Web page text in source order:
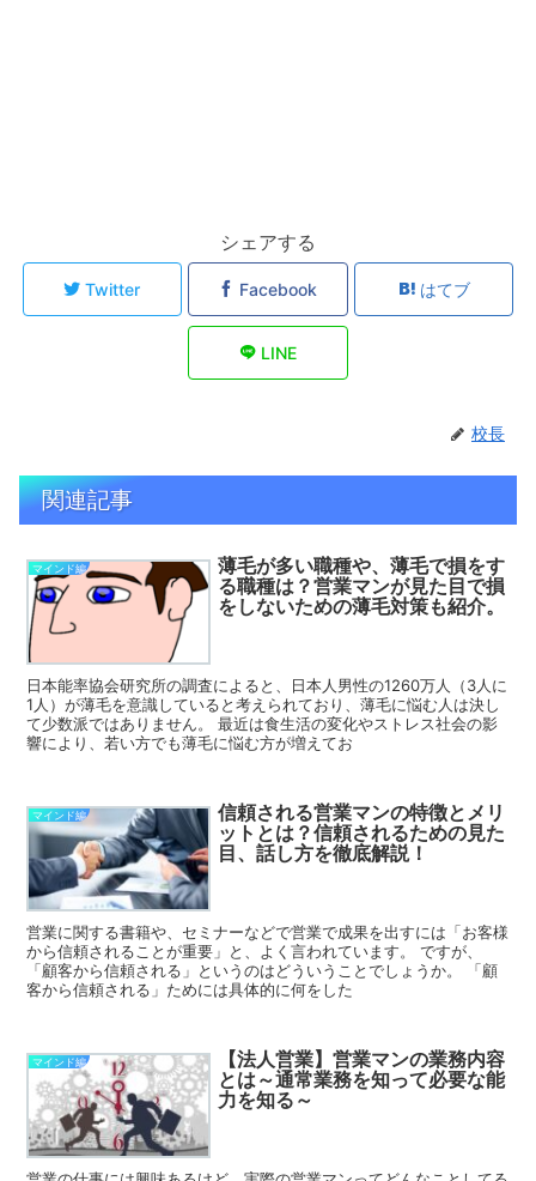
シェアする
Twitter Facebook はてブ
LINE
校長
関連記事
マインド編
薄毛が多い職種や、薄毛で損をす
る職種は？営業マンが見た目で損
をしないための薄毛対策も紹介。
日本能率協会研究所の調査によると、日本人男性の1260万人（3人に
1人）が薄毛を意識していると考えられており、薄毛に悩む人は決し
て少数派ではありません。 最近は食生活の変化やストレス社会の影
響により、若い方でも薄毛に悩む方が増えてお
マインド編
信頼される営業マンの特徴とメリ
ットとは？信頼されるための見た
目、話し方を徹底解説！
営業に関する書籍や、セミナーなどで営業で成果を出すには「お客様
から信頼されることが重要」と、よく言われています。 ですが、
「顧客から信頼される」というのはどういうことでしょうか。 「顧
客から信頼される」ためには具体的に何をした
マインド編
【法人営業】営業マンの業務内容
とは～通常業務を知って必要な能
力を知る～